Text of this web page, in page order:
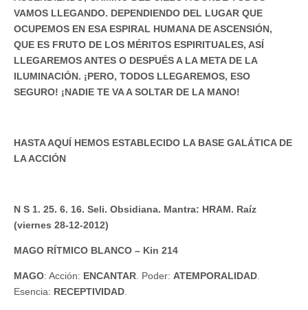
VAMOS LLEGANDO. DEPENDIENDO DEL LUGAR QUE
OCUPEMOS EN ESA ESPIRAL HUMANA DE ASCENSIÓN,
QUE ES FRUTO DE LOS MÉRITOS ESPIRITUALES, ASÍ
LLEGAREMOS ANTES O DESPUÉS A LA META DE LA
ILUMINACIÓN. ¡PERO, TODOS LLEGAREMOS, ESO
SEGURO! ¡NADIE TE VA A SOLTAR DE LA MANO!
HASTA AQUÍ HEMOS ESTABLECIDO LA BASE GALÁTICA DE
LA ACCIÓN
N S 1. 25. 6. 16. Seli. Obsidiana. Mantra: HRAM. Raíz
(viernes 28-12-2012)
MAGO RÍTMICO BLANCO – Kin 214
MAGO: Acción: ENCANTAR . Poder: ATEMPORALIDAD
Esencia: RECEPTIVIDAD